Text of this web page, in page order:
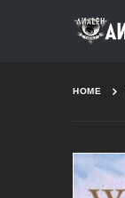
HOME
Skip